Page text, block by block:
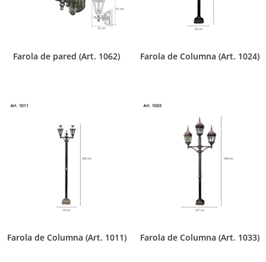
Farola de pared (Art. 1062) Farola de Columna (Art. 1024)
Farola de Columna (Art. 1011) Farola de Columna (Art. 1033)